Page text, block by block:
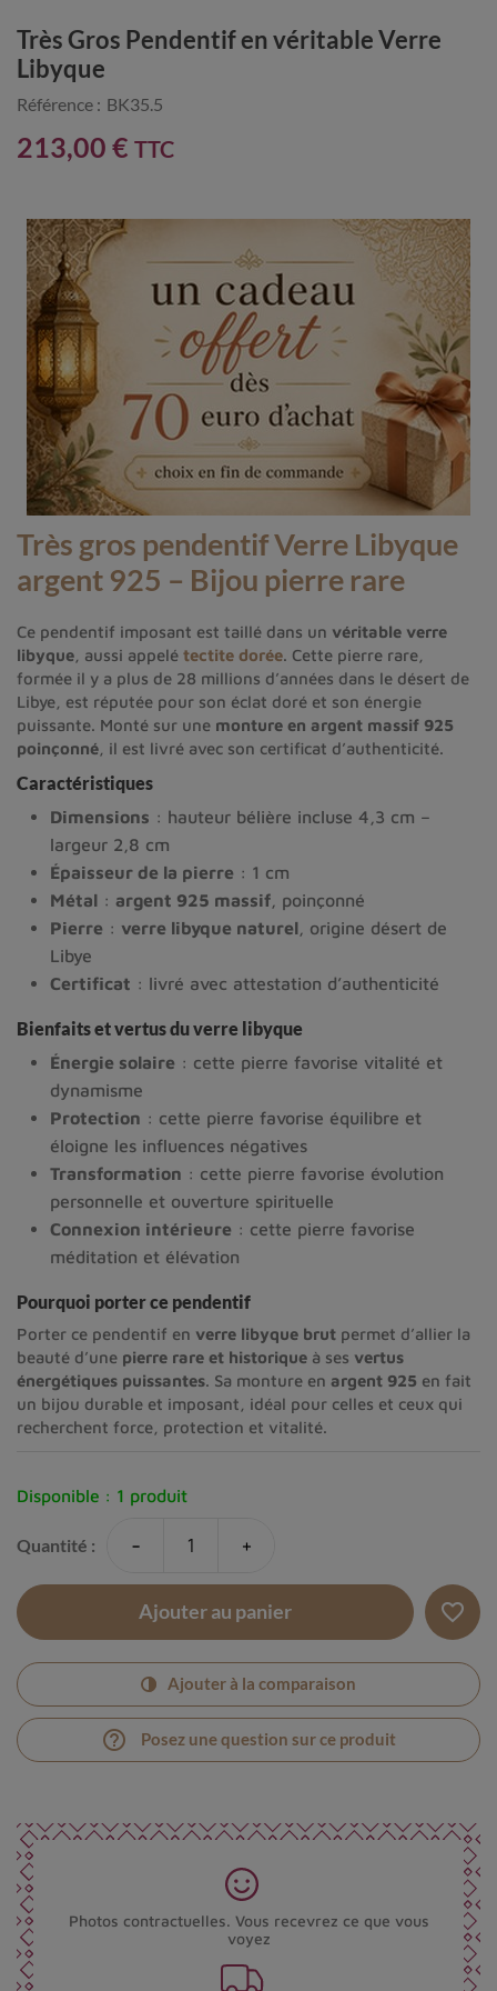
Très Gros Pendentif en véritable Verre
Libyque
Référence : BK35.5
213,00 € TTC
Très gros pendentif Verre Libyque
argent 925 – Bijou pierre rare
Ce pendentif imposant est taillé dans un véritable verre
libyque , aussi appelé tectite dorée. Cette pierre rare,
formée il y a plus de 28 millions d’années dans le désert de
Libye, est réputée pour son éclat doré et son énergie
puissante. Monté sur une monture en argent massif 925
poinçonné , il est livré avec son certificat d’authenticité.
Caractéristiques
Dimensions : hauteur bélière incluse 4,3 cm –
largeur 2,8 cm
Épaisseur de la pierre : 1 cm
Métal : argent 925 massif , poinçonné
Pierre : verre libyque naturel , origine désert de
Libye
Certificat : livré avec attestation d’authenticité
Bienfaits et vertus du verre libyque
Énergie solaire : cette pierre favorise vitalité et
dynamisme
Protection : cette pierre favorise équilibre et
éloigne les influences négatives
Transformation : cette pierre favorise évolution
personnelle et ouverture spirituelle
Connexion intérieure : cette pierre favorise
méditation et élévation
Pourquoi porter ce pendentif
Porter ce pendentif en verre libyque brut permet d’allier la
beauté d’une pierre rare et historique à ses vertus
énergétiques puissantes. Sa monture en argent 925 en fait
un bijou durable et imposant, idéal pour celles et ceux qui
recherchent force, protection et vitalité.
Disponible : 1 produit
Quantité : - +
Ajouter au panier favorite_border
Ajouter à la comparaison
help_outline Posez une question sur ce produit
Photos contractuelles. Vous recevrez ce que vous
voyez